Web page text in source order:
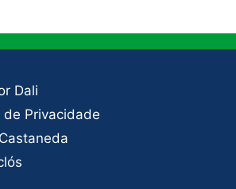
Dali
de Privacidade